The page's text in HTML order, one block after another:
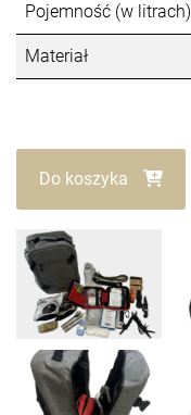
Pojemność (w litrach)
Materiał
Do koszyka